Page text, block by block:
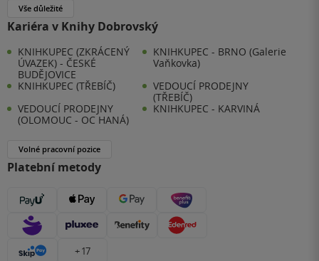
Vše důležité
Kariéra v Knihy Dobrovský
KNIHKUPEC (ZKRÁCENÝ
ÚVAZEK) - ČESKÉ
BUDĚJOVICE
KNIHKUPEC - BRNO (Galerie
Vaňkovka)
KNIHKUPEC (TŘEBÍČ)
VEDOUCÍ PRODEJNY
(TŘEBÍČ)
VEDOUCÍ PRODEJNY
(OLOMOUC - OC HANÁ)
KNIHKUPEC - KARVINÁ
Volné pracovní pozice
Platební metody
+ 17